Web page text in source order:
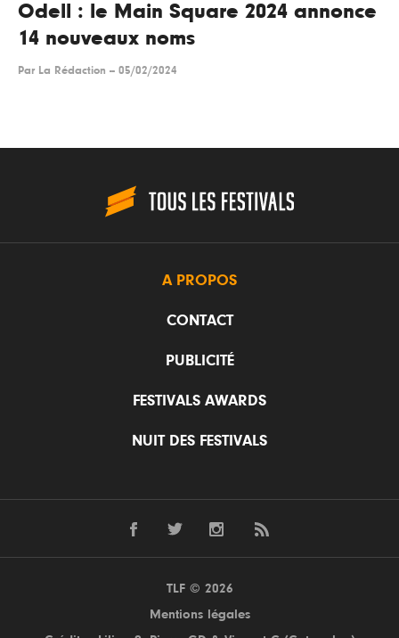
Odell : le Main Square 2024 annonce
14 nouveaux noms
Par La Rédaction -- 05/02/2024
A PROPOS
CONTACT
PUBLICITÉ
FESTIVALS AWARDS
NUIT DES FESTIVALS
TLF © 2026
Mentions légales